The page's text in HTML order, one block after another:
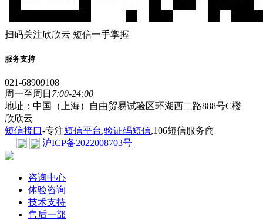
扫码关注欣欣云 短信一手掌握
服务支持
021-68909108
周一至周日 7:00-24:00
地址：中国（上海）自由贸易试验区环湖西二路888号C楼
欣欣云
短信接口-专注短信平台,验证码短信,106短信服务商
沪ICP备2022008703号
咨询中心
体验咨询
技术支持
售后一部